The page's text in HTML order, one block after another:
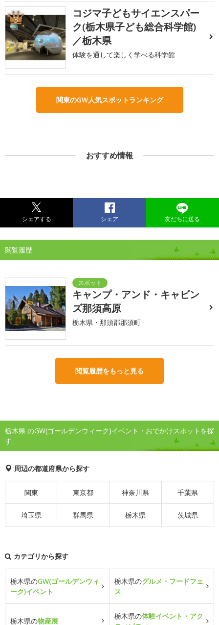
3
コジマ子どもサイエンスパー
ク(栃木県子ども総合科学館)
／栃木県
体験を通して楽しく学べる科学館
関東のGW人気スポットランキング
おすすめ情報
シェアする シェア 友だちに送る
閲覧履歴
キャンプ・アンド・キャビン
ズ那須高原
栃木県・那須郡那須町
閲覧履歴をもっと見る
栃木県 のGW(ゴールデンウィーク)イベント・おでかけスポットを探
す
周辺の都道府県から探す
関東 東京都 神奈川県 千葉県
埼玉県 群馬県 栃木県 茨城県
カテゴリから探す
栃木県のGW(ゴールデンウィ
ーク)イベント
栃木県のグルメ・フードフェ
ス
栃木県の物産展
栃木県の体験イベント・アク